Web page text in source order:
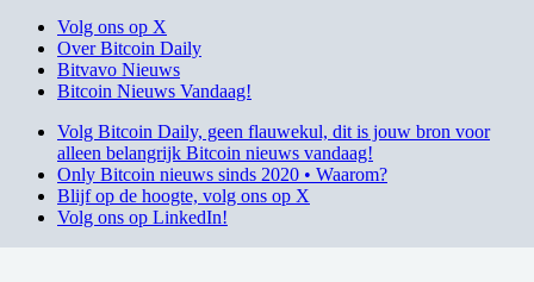
Volg ons op X
Over Bitcoin Daily
Bitvavo Nieuws
Bitcoin Nieuws Vandaag!
Volg Bitcoin Daily, geen flauwekul, dit is jouw bron voor
alleen belangrijk Bitcoin nieuws vandaag!
Only Bitcoin nieuws sinds 2020 • Waarom?
Blijf op de hoogte, volg ons op X
Volg ons op LinkedIn!